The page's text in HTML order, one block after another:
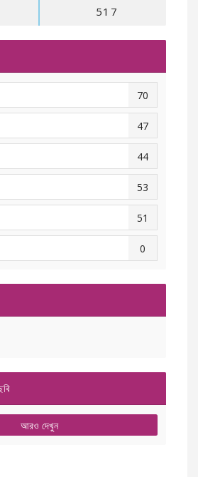
517
70
47
44
53
51
0
আরও দেখুন